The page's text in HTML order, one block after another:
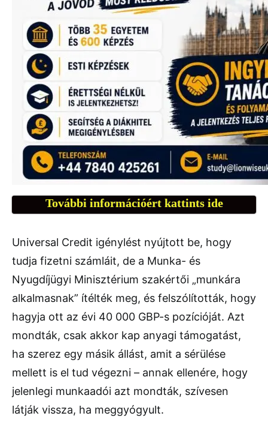
További információért kattints ide
Universal Credit igénylést nyújtott be, hogy
tudja fizetni számláit, de a Munka- és
Nyugdíjügyi Minisztérium szakértői „munkára
alkalmasnak” ítélték meg, és felszólították, hogy
hagyja ott az évi 40 000 GBP-s pozícióját. Azt
mondták, csak akkor kap anyagi támogatást,
ha szerez egy másik állást, amit a sérülése
mellett is el tud végezni – annak ellenére, hogy
jelenlegi munkaadói azt mondták, szívesen
látják vissza, ha meggyógyult.